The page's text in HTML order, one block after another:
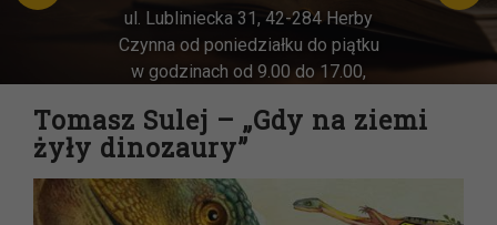
ul. Lubliniecka 31, 42-284 Herby
Czynna od poniedziałku do piątku
w godzinach od 9.00 do 17.00,
w godz. 9:00-13:00
Tomasz Sulej – „Gdy na ziemi
żyły dinozaury”